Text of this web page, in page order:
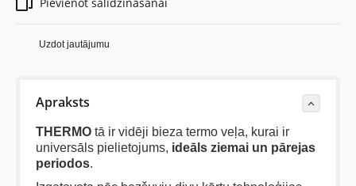
Uzdot jautājumu
Apraksts
THERMO tā ir vidēji bieza termo veļa, kurai ir
universāls pielietojums, ideāls ziemai un pārejas
periodos.